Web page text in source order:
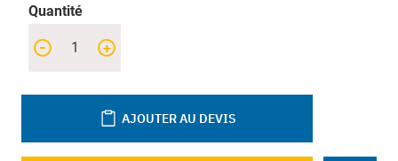
Quantité
+
-
AJOUTER AU DEVIS